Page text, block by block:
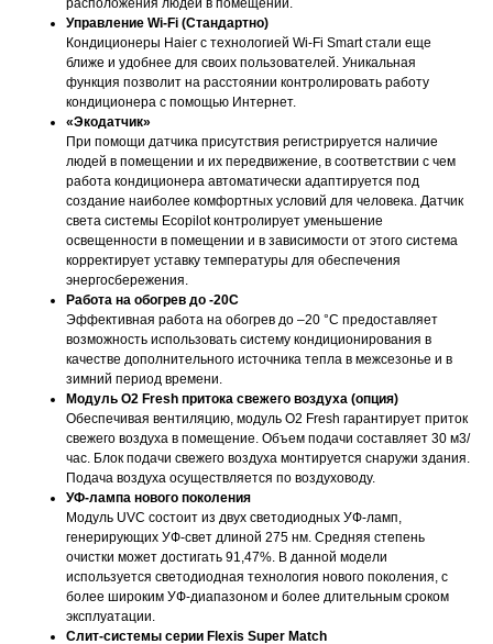
Управление Wi-Fi (Стандартно)
Кондиционеры Haier с технологией Wi-Fi Smart стали еще
ближе и удобнее для своих пользователей. Уникальная
функция позволит на расстоянии контролировать работу
кондиционера с помощью Интернет.
«Экодатчик»
При помощи датчика присутствия регистрируется наличие
людей в помещении и их передвижение, в соответствии с чем
работа кондиционера автоматически адаптируется под
создание наиболее комфортных условий для человека. Датчик
света системы Ecopilot контролирует уменьшение
освещенности в помещении и в зависимости от этого система
корректирует уставку температуры для обеспечения
энергосбережения.
Работа на обогрев до -20С
Эффективная работа на обогрев до –20 °С предоставляет
возможность использовать систему кондиционирования в
качестве дополнительного источника тепла в межсезонье и в
зимний период времени.
Модуль O2 Fresh притока свежего воздуха (опция)
Обеспечивая вентиляцию, модуль O2 Fresh гарантирует приток
свежего воздуха в помещение. Объем подачи составляет 30 м3/
час. Блок подачи свежего воздуха монтируется снаружи здания.
Подача воздуха осуществляется по воздуховоду.
УФ-лампа нового поколения
Модуль UVC состоит из двух светодиодных УФ-ламп,
генерирующих УФ-свет длиной 275 нм. Средняя степень
очистки может достигать 91,47%. В данной модели
используется светодиодная технология нового поколения, с
более широким УФ-диапазоном и более длительным сроком
эксплуатации.
Слит-системы серии Flexis Super Match